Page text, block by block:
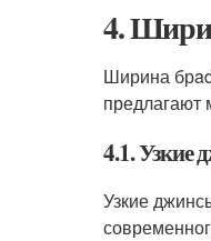
4.
Ширина
предлагают
4.1. Узкие
Узкие